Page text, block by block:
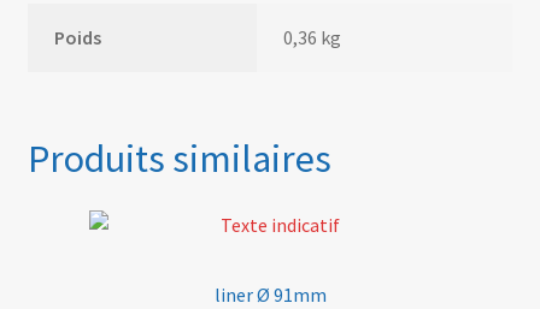
Poids 0,36 kg
Produits similaires
liner Ø 91mm